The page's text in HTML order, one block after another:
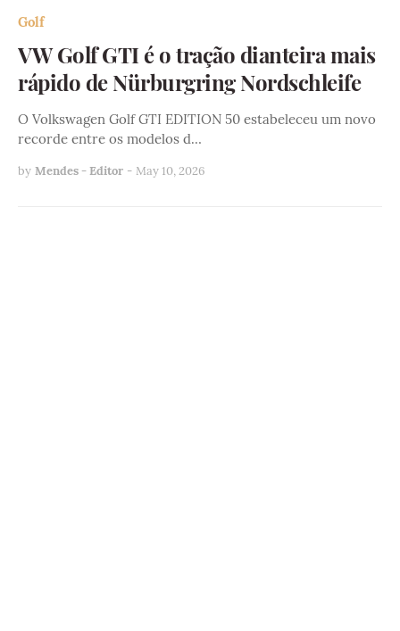
Golf
VW Golf GTI é o tração dianteira mais
rápido de Nürburgring Nordschleife
O Volkswagen Golf GTI EDITION 50 estabeleceu um novo
recorde entre os modelos d…
by Mendes - Editor - May 10, 2026